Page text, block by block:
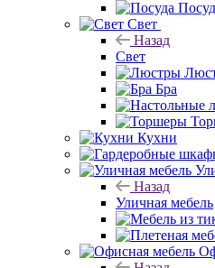
Посуда
Свет
Назад
Свет
Бра
Кухни
Назад
Уличная мебель